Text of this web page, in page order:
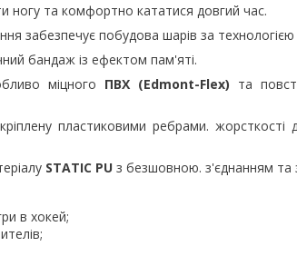
ногу та комфортно кататися довгий час.
забезпечує побудова шарів за технологією
бандаж із ефектом пам'яті.
міцного ПВХ (Edmont-Flex) та
пластиковими ребрами.
STATIC PU з безшовною. з'єднанням та
в хокей;